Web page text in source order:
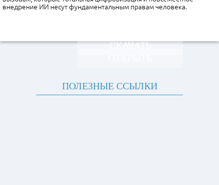
внедрение ИИ несут фундаментальным правам человека.
СКАЧАТЬ
ПОЛЕЗНЫЕ ССЫЛКИ